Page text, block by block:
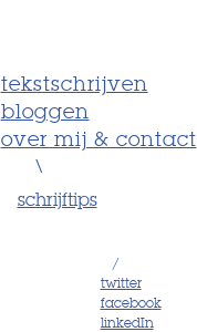
tekstschrijven
bloggen
over mij & contact
\
schrijftips
/
twitter
facebook
linkedIn